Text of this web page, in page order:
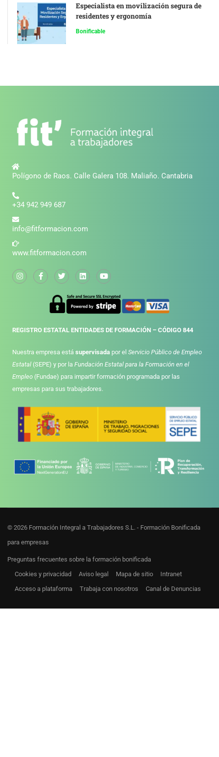
Especialista en movilización segura de
residentes y ergonomía
Bonificable
Polígono de Raos. Calle Galera 108. Maliaño. Cantabria
+34 942 949 687
info@fitformacion.com
www.fitformacion.com
REGISTRO ESTATAL ENTIDADES DE FORMACIÓN – CÓDIGO 844
Nuestra empresa está supervisada por el Servicio Público de Empleo
Estatal (SEPE) y por la Fundación Estatal para la Formación en el
Empleo (Fundae) para impartir formación programada por las
empresas para sus trabajadores.
© 2026 Formación Integral a Trabajadores S.L. - Formación Bonificada
para empresas
Preguntas frecuentes sobre la formación bonificada
Cookies y privacidad
Aviso legal Mapa de sitio
Intranet
Acceso a plataforma
Trabaja con nosotros Canal de Denuncias